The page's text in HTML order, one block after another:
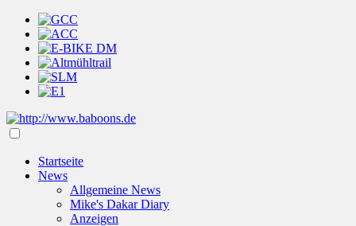
Startseite
News
Allgemeine News
Mike's Dakar Diary
Anzeigen